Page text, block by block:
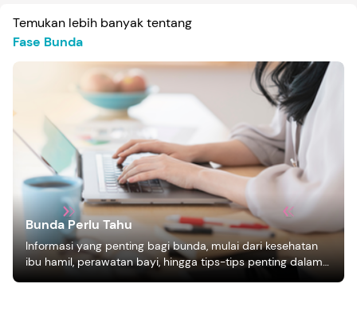
Temukan lebih banyak tentang
Fase Bunda
Bunda Perlu Tahu
Informasi yang penting bagi bunda, mulai dari kesehatan
ibu hamil, perawatan bayi, hingga tips-tips penting dalam
mengasuh anak